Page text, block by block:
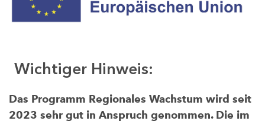
Wichtiger Hinweis:
Das Programm Regionales Wachstum wird seit
2023 sehr gut in Anspruch genommen. Die im